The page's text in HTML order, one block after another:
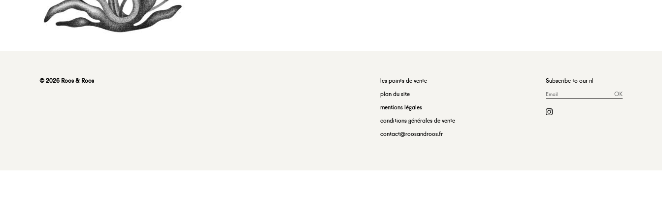
© 2026 Roos & Roos
les points de vente
plan du site
mentions légales
conditions générales de vente
contact@roosandroos.fr
Subscribe to our nl
OK